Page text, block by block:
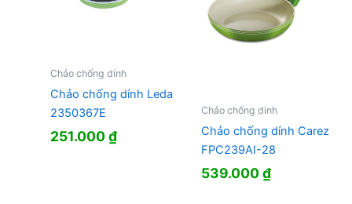
Chảo chống dính
Chảo chống dính Leda
2350367E
251.000₫
Chảo chống dính
Chảo chống dính Carez
FPC239AI-28
539.000₫